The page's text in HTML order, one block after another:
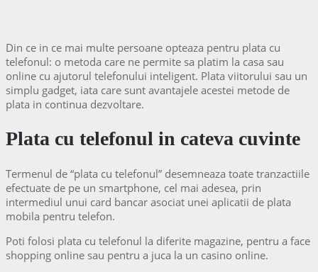
Din ce in ce mai multe persoane opteaza pentru plata cu
telefonul: o metoda care ne permite sa platim la casa sau
online cu ajutorul telefonului inteligent. Plata viitorului sau un
simplu gadget, iata care sunt avantajele acestei metode de
plata in continua dezvoltare.
Plata cu telefonul in cateva cuvinte
Termenul de “plata cu telefonul” desemneaza toate tranzactiile
efectuate de pe un smartphone, cel mai adesea, prin
intermediul unui card bancar asociat unei aplicatii de plata
mobila pentru telefon.
Poti folosi plata cu telefonul la diferite magazine, pentru a face
shopping online sau pentru a juca la un casino online.